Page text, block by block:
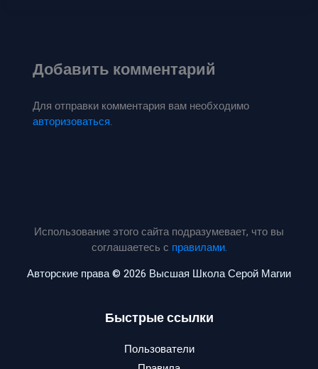
Добавить комментарий
Для отправки комментария вам необходимо
авторизоваться.
Использование этого сайта подразумевает, что вы
соглашаетесь с правилами.
Авторские права © 2026 Высшая Школа Серой Магии
Быстрые ссылки
Пользователи